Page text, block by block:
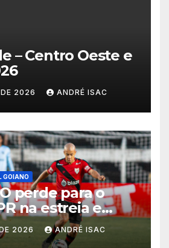
– Centro Oeste e
2026 ANDRÉ ISAC
GOIANO
perde para o
na estreia e
pressão a Série B
2026 ANDRÉ ISAC